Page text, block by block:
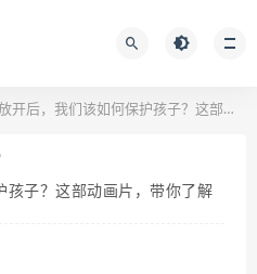
，我们该如何保护孩子？这部动画片，带你了解如何预防新冠
孩子？这部动画片，带你了解